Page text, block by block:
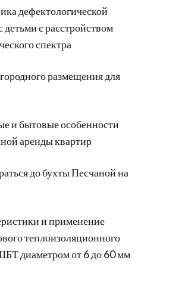
дефектологической
детьми с расстройством
спектра
размещения для
и бытовые особенности
аренды квартир
до бухты Песчаной на
и применение
теплоизоляционного
диаметром от 6 до 60 мм